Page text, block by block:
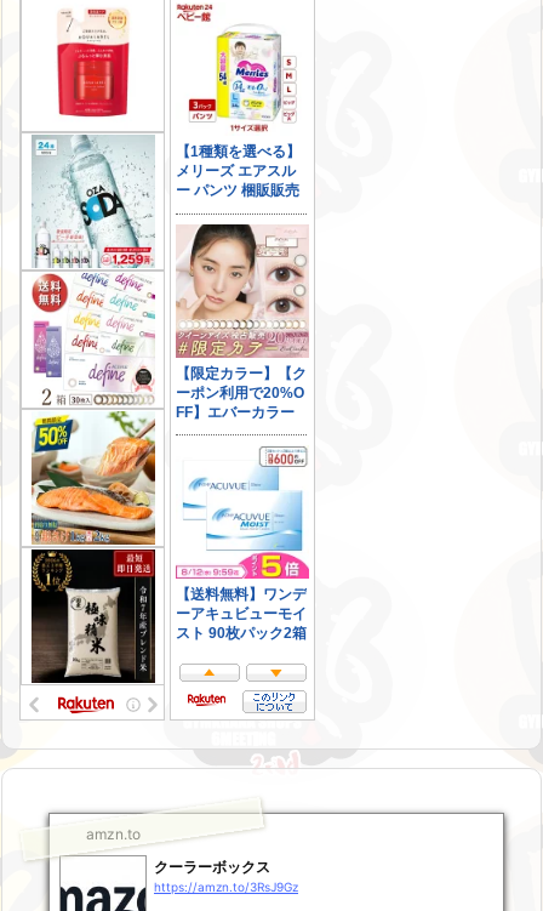
amzn.to
クーラーボックス
https://amzn.to/3RsJ9Gz